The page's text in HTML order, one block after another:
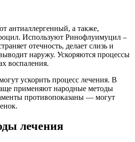
антиаллергенный, а также,
Используют Ринофлуимуцил –
отечность, делает слизь и
наружу. Ускоряются процессы
воспаления.
ускорить процесс лечения. В
применяют народные методы
противопоказаны — могут
лечения